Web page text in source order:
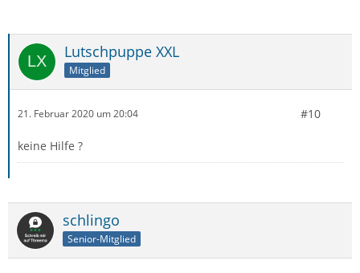
Lutschpuppe XXL
Mitglied
21. Februar 2020 um 20:04 #10
keine Hilfe ?
schlingo
Senior-Mitglied